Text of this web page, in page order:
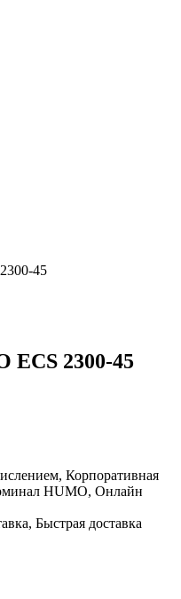
45
ECS 2300-45
Корпоративная
HUMO, Онлайн
Быстрая доставка